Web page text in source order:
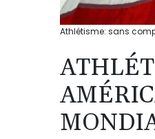
Athlétisme: sans